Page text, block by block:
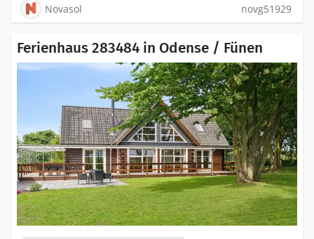
Novasol novg51929
Ferienhaus 283484 in Odense / Fünen